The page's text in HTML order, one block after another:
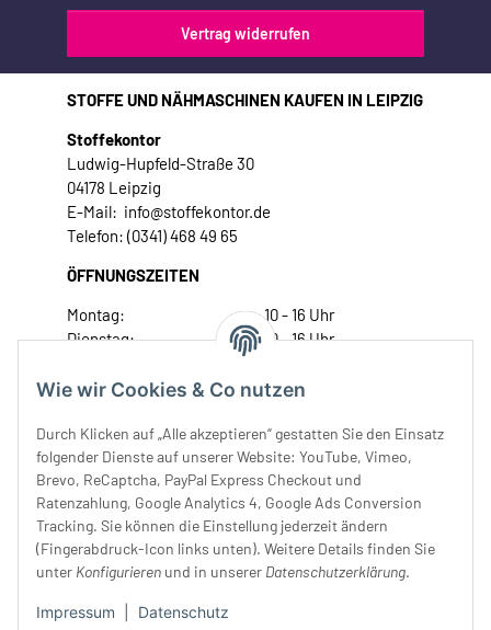
Wie wir Cookies & Co nutzen
Durch Klicken auf „Alle akzeptieren“ gestatten Sie den Einsatz
folgender Dienste auf unserer Website: YouTube, Vimeo,
Brevo, ReCaptcha, PayPal Express Checkout und
Ratenzahlung, Google Analytics 4, Google Ads Conversion
Tracking. Sie können die Einstellung jederzeit ändern
(Fingerabdruck-Icon links unten). Weitere Details finden Sie
unter Konfigurieren und in unserer Datenschutzerklärung.
Impressum Datenschutz
Vertrag widerrufen
STOFFE UND NÄHMASCHINEN KAUFEN IN LEIPZIG
Stoffekontor
Ludwig-Hupfeld-Straße 30
04178 Leipzig
E-Mail: info@stoffekontor.de
Telefon: (0341) 468 49 65
ÖFFNUNGSZEITEN
Montag:
10 - 16 Uhr
Dienstag:
10 - 16 Uhr
Donnerstag:
10 - 18 Uhr
Samstag:
10 - 14 Uhr
Unser Service
Rechtliches